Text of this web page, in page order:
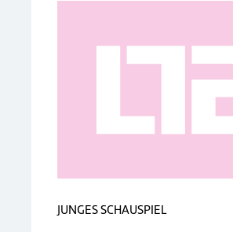
JUNGES SCHAUSPIEL